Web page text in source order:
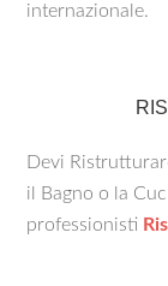
internazionale.
Devi
il Bagno o la
professionisti